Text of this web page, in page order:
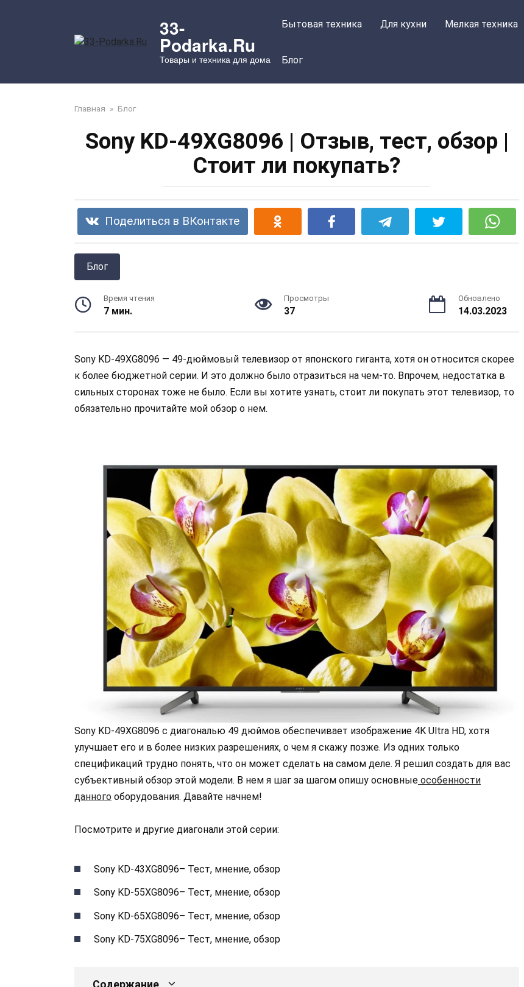
33-
Podarka.Ru
Товары и техника для дома
Бытовая техника Для кухни Мелкая техника
Блог
Главная » Блог
Sony KD-49XG8096 | Отзыв, тест, обзор |
Стоит ли покупать?
Поделиться в ВКонтакте
Блог
Время чтения
7 мин.
Просмотры
37
Обновлено
14.03.2023
Sony KD-49XG8096 — 49-дюймовый телевизор от японского гиганта, хотя он относится скорее
к более бюджетной серии. И это должно было отразиться на чем-то. Впрочем, недостатка в
сильных сторонах тоже не было. Если вы хотите узнать, стоит ли покупать этот телевизор, то
обязательно прочитайте мой обзор о нем.
Sony KD-49XG8096 с диагональю 49 дюймов обеспечивает изображение 4K Ultra HD, хотя
улучшает его и в более низких разрешениях, о чем я скажу позже. Из одних только
спецификаций трудно понять, что он может сделать на самом деле. Я решил создать для вас
субъективный обзор этой модели. В нем я шаг за шагом опишу основные особенности
данного оборудования. Давайте начнем!
Посмотрите и другие диагонали этой серии:
Sony KD-43XG8096– Тест, мнение, обзор
Sony KD-55XG8096– Тест, мнение, обзор
Sony KD-65XG8096– Тест, мнение, обзор
Sony KD-75XG8096– Тест, мнение, обзор
Содержание